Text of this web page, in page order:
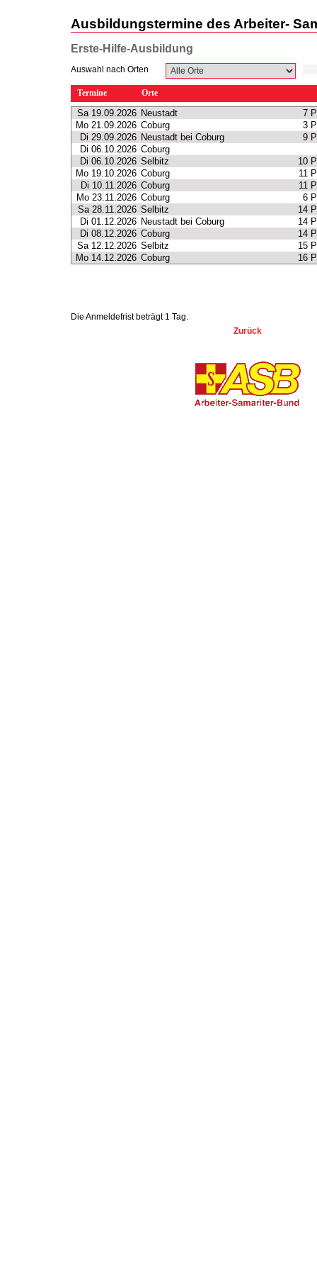
Auswahl nach Orten
Sa 19.09.2026 Neustadt
7
Mo 21.09.2026 Coburg
3
Di 29.09.2026 Neustadt bei Coburg
9
Di 06.10.2026 Coburg
Di 06.10.2026 Selbitz
10
Mo 19.10.2026 Coburg
11
Di 10.11.2026 Coburg
11
Mo 23.11.2026 Coburg
6
Sa 28.11.2026 Selbitz
14
Di 01.12.2026 Neustadt bei Coburg
14
Di 08.12.2026 Coburg
14
Sa 12.12.2026 Selbitz
15
Mo 14.12.2026 Coburg 16
Ausbildungstermine des Arbeiter-
Zurück
Erste-Hilfe-Ausbildung
Termine Orte
Die Anmeldefrist beträgt 1 Tag.